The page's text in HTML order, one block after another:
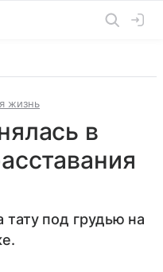
жизнь
в
тату под грудью на